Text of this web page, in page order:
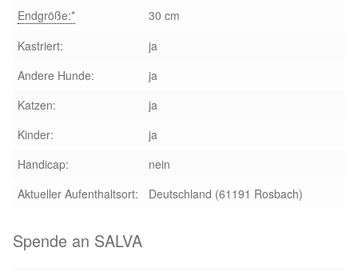
Happy End Stories
Aktuelles
SALVA News
Reiseberichte
Endgröße:*
30 cm
Kastriert:
ja
Andere Hunde:
ja
Katzen:
ja
Kinder:
ja
Handicap:
nein
Aktueller Aufenthaltsort:
Deutschland (61191 Rosbach)
Spende an SALVA